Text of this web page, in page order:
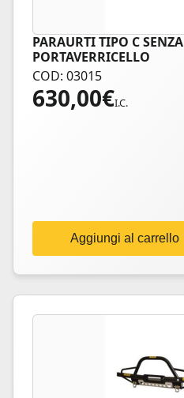
PARAURTI TIPO C SENZA
PORTAVERRICELLO
COD: 03015
630,00€I.C.
Aggiungi al carrello